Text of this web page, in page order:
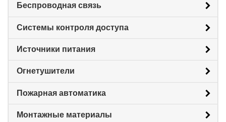
Беспроводная связь
Системы контроля доступа
Источники питания
Огнетушители
Пожарная автоматика
Монтажные материалы